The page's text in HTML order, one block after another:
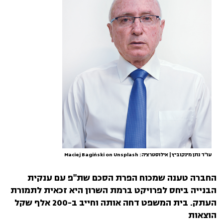
עו"ד נתן מינקוביץ | אילוסטרציה: Maciej Bagiński on Unsplash
החברה טענה שמכוח הפרת הסכם שת"פ עם ענקית
הבנייה ביחס לפרויקט ברמת השרון היא זכאית לתמורת
העתק. בית המשפט דחה אותה וחייב ב-200 אלף שקל
הוצאות